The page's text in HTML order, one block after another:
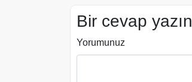
Bir cevap yazın
Yorumunuz